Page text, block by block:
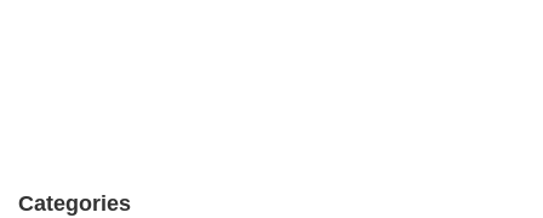
Categories